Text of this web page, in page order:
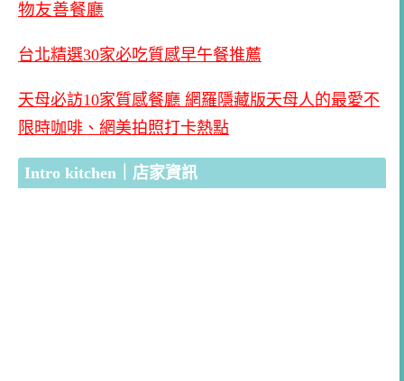
物友善餐廳
台北精選30家必吃質感早午餐推薦
天母必訪10家質感餐廳 網羅隱藏版天母人的最愛不
限時咖啡、網美拍照打卡熱點
Intro kitchen｜店家資訊